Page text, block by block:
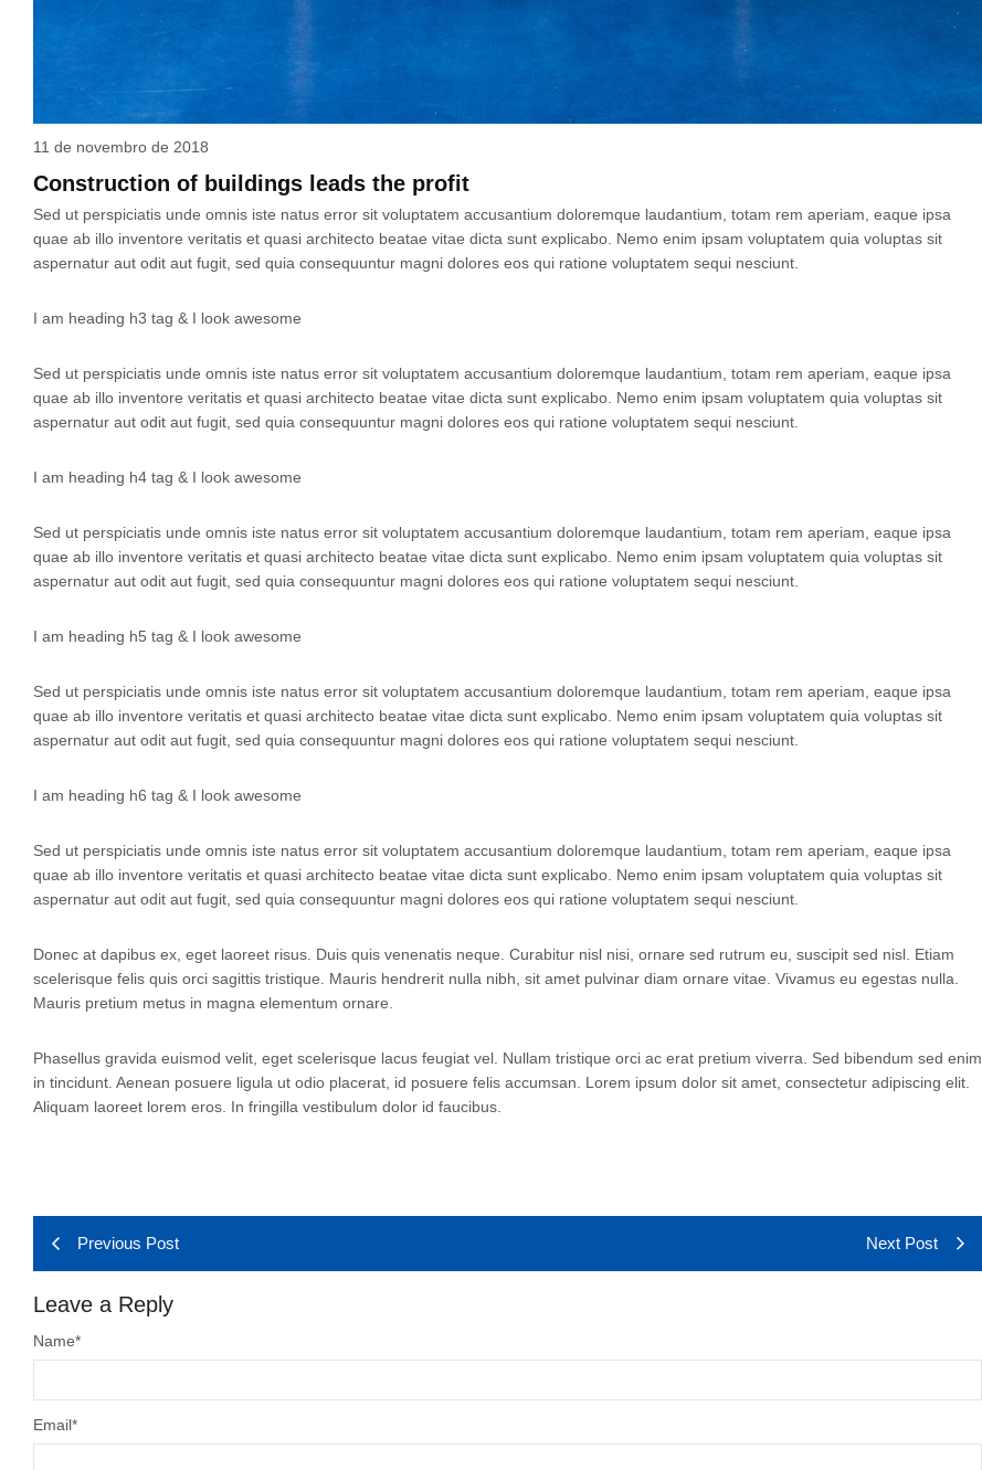
11 de novembro de 2018
Construction of buildings leads the profit
Sed ut perspiciatis unde omnis iste natus error sit voluptatem accusantium doloremque laudantium, totam rem aperiam, eaque ipsa
quae ab illo inventore veritatis et quasi architecto beatae vitae dicta sunt explicabo. Nemo enim ipsam voluptatem quia voluptas sit
aspernatur aut odit aut fugit, sed quia consequuntur magni dolores eos qui ratione voluptatem sequi nesciunt.
I am heading h3 tag & I look awesome
Sed ut perspiciatis unde omnis iste natus error sit voluptatem accusantium doloremque laudantium, totam rem aperiam, eaque ipsa
quae ab illo inventore veritatis et quasi architecto beatae vitae dicta sunt explicabo. Nemo enim ipsam voluptatem quia voluptas sit
aspernatur aut odit aut fugit, sed quia consequuntur magni dolores eos qui ratione voluptatem sequi nesciunt.
I am heading h4 tag & I look awesome
Sed ut perspiciatis unde omnis iste natus error sit voluptatem accusantium doloremque laudantium, totam rem aperiam, eaque ipsa
quae ab illo inventore veritatis et quasi architecto beatae vitae dicta sunt explicabo. Nemo enim ipsam voluptatem quia voluptas sit
aspernatur aut odit aut fugit, sed quia consequuntur magni dolores eos qui ratione voluptatem sequi nesciunt.
I am heading h5 tag & I look awesome
Sed ut perspiciatis unde omnis iste natus error sit voluptatem accusantium doloremque laudantium, totam rem aperiam, eaque ipsa
quae ab illo inventore veritatis et quasi architecto beatae vitae dicta sunt explicabo. Nemo enim ipsam voluptatem quia voluptas sit
aspernatur aut odit aut fugit, sed quia consequuntur magni dolores eos qui ratione voluptatem sequi nesciunt.
I am heading h6 tag & I look awesome
Sed ut perspiciatis unde omnis iste natus error sit voluptatem accusantium doloremque laudantium, totam rem aperiam, eaque ipsa
quae ab illo inventore veritatis et quasi architecto beatae vitae dicta sunt explicabo. Nemo enim ipsam voluptatem quia voluptas sit
aspernatur aut odit aut fugit, sed quia consequuntur magni dolores eos qui ratione voluptatem sequi nesciunt.
Donec at dapibus ex, eget laoreet risus. Duis quis venenatis neque. Curabitur nisl nisi, ornare sed rutrum eu, suscipit sed nisl. Etiam
scelerisque felis quis orci sagittis tristique. Mauris hendrerit nulla nibh, sit amet pulvinar diam ornare vitae. Vivamus eu egestas nulla.
Mauris pretium metus in magna elementum ornare.
Phasellus gravida euismod velit, eget scelerisque lacus feugiat vel. Nullam tristique orci ac erat pretium viverra. Sed bibendum sed enim
in tincidunt. Aenean posuere ligula ut odio placerat, id posuere felis accumsan. Lorem ipsum dolor sit amet, consectetur adipiscing elit.
Aliquam laoreet lorem eros. In fringilla vestibulum dolor id faucibus.
Previous Post Next Post
Leave a Reply
Name*
Email*